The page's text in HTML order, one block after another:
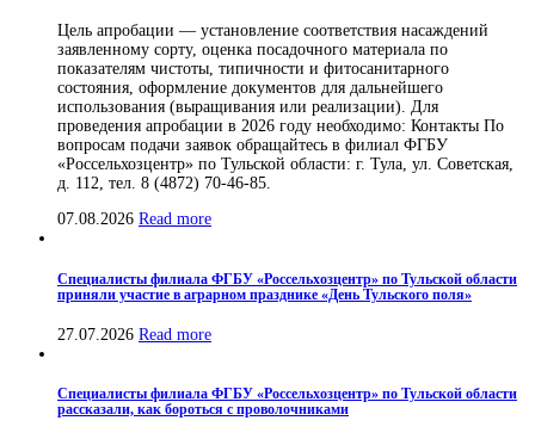
Цель апробации — установление соответствия насаждений
заявленному сорту, оценка посадочного материала по
показателям чистоты, типичности и фитосанитарного
состояния, оформление документов для дальнейшего
использования (выращивания или реализации). Для
проведения апробации в 2026 году необходимо: Контакты По
вопросам подачи заявок обращайтесь в филиал ФГБУ
«Россельхозцентр» по Тульской области: г. Тула, ул. Советская,
д. 112, тел. 8 (4872) 70-46-85.
07.08.2026 Read more
Специалисты филиала ФГБУ «Россельхозцентр» по Тульской области
приняли участие в аграрном празднике «День Тульского поля»
27.07.2026 Read more
Специалисты филиала ФГБУ «Россельхозцентр» по Тульской области
рассказали, как бороться с проволочниками